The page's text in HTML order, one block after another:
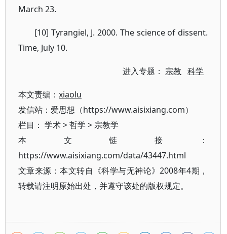
March 23.
[10] Tyrangiel, J. 2000. The science of dissent.
Time, July 10.
进入专题：宗教 科学
本文责编： xiaolu
发信站：爱思想（https://www.aisixiang.com）
栏目： 学术>哲学 >宗教学
本文链接：
https://www.aisixiang.com/data/43447.html
文章来源：本文转自《科学与无神论》2008年4期，
转载请注明原始出处，并遵守该处的版权规定。